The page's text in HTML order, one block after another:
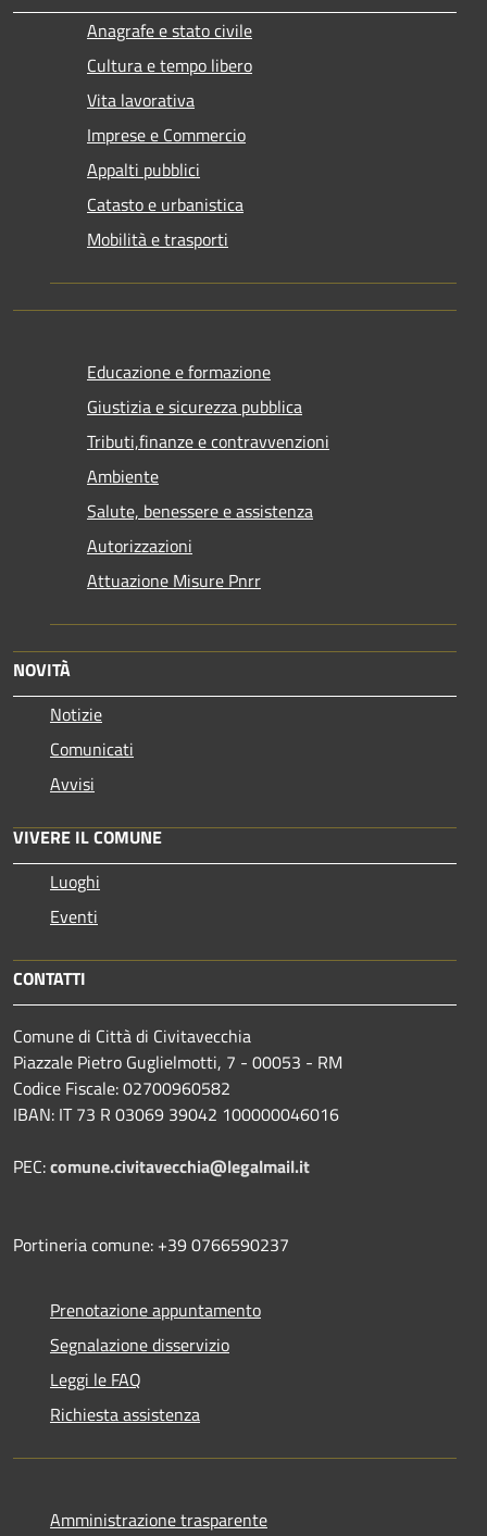
Anagrafe e stato civile
Cultura e tempo libero
Vita lavorativa
Imprese e Commercio
Appalti pubblici
Catasto e urbanistica
Mobilità e trasporti
Educazione e formazione
Giustizia e sicurezza pubblica
Tributi,finanze e contravvenzioni
Ambiente
Salute, benessere e assistenza
Autorizzazioni
Attuazione Misure Pnrr
NOVITÀ
Notizie
Comunicati
Avvisi
VIVERE IL COMUNE
Luoghi
Eventi
CONTATTI
Comune di Città di Civitavecchia
Piazzale Pietro Guglielmotti, 7 - 00053 - RM
Codice Fiscale: 02700960582
IBAN: IT 73 R 03069 39042 100000046016
PEC:comune.civitavecchia@legalmail.it
Portineria comune: +39 0766590237
Prenotazione appuntamento
Segnalazione disservizio
Leggi le FAQ
Richiesta assistenza
Amministrazione trasparente